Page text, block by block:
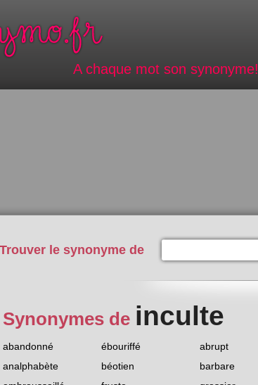
A chaque mot son synonyme!
Trouver le synonyme de
Synonymes de inculte
abandonné ébouriffé abrupt
analphabète
béotien barbare